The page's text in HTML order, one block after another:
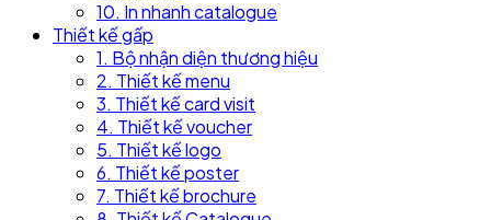
10. In nhanh catalogue
Thiết kế gấp
1. Bộ nhận diện thương hiệu
2. Thiết kế menu
3. Thiết kế card visit
4. Thiết kế voucher
5. Thiết kế logo
6. Thiết kế poster
7. Thiết kế brochure